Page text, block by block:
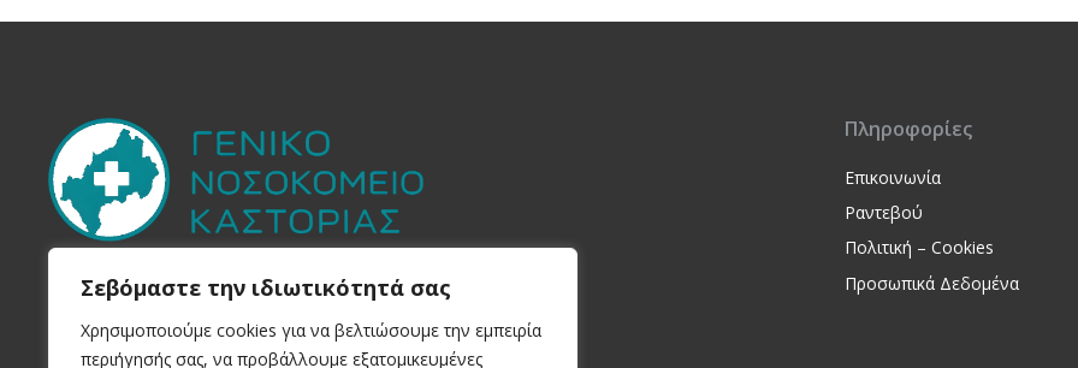
Σεβόμαστε την ιδιωτικότητά σας
Χρησιμοποιούμε cookies για να βελτιώσουμε την εμπειρία
περιήγησής σας, να προβάλλουμε εξατομικευμένες
Πληροφορίες
Επικοινωνία
Ραντεβού
Πολιτική – Cookies
Προσωπικά Δεδομένα